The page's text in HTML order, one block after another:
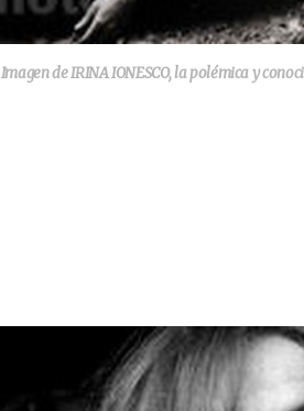
Imagen de IRINA IONESCO, la polémica y